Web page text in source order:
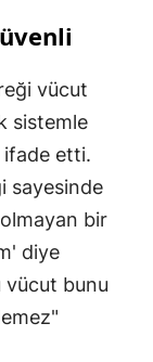
vücut
sistemle
ifade etti.
sayesinde
bir
diye
vücut bunu